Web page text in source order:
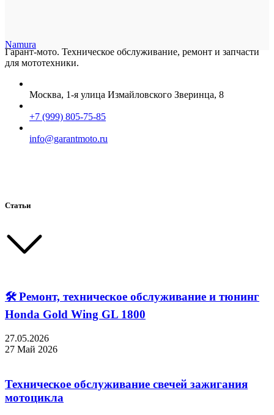
Namura
Гарант-мото. Техническое обслуживание, ремонт и запчасти
для мототехники.
Москва, 1-я улица Измайловского Зверинца, 8
+7 (999) 805-75-85
info@garantmoto.ru
Статьи
🛠 Ремонт, техническое обслуживание и тюнинг
Honda Gold Wing GL 1800
27.05.2026
27 Май 2026
Техническое обслуживание свечей зажигания
мотоцикла